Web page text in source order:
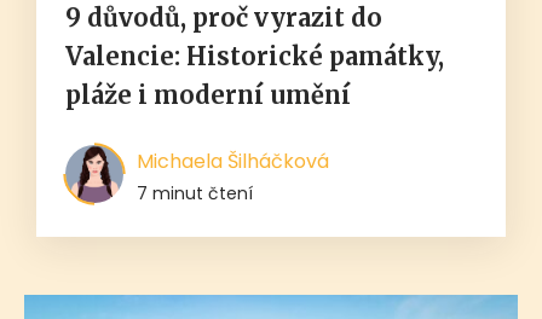
9 důvodů, proč vyrazit do
Valencie: Historické památky,
pláže i moderní umění
Michaela Šilháčková
7 minut čtení